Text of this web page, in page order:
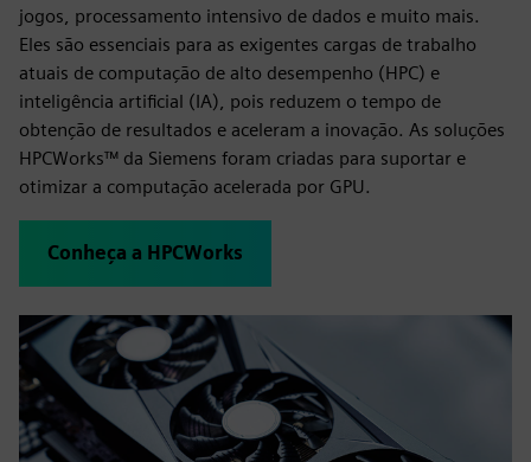
jogos, processamento intensivo de dados e muito mais.
Eles são essenciais para as exigentes cargas de trabalho
atuais de computação de alto desempenho (HPC) e
inteligência artificial (IA), pois reduzem o tempo de
obtenção de resultados e aceleram a inovação. As soluções
HPCWorks™ da Siemens foram criadas para suportar e
otimizar a computação acelerada por GPU.
Conheça a HPCWorks